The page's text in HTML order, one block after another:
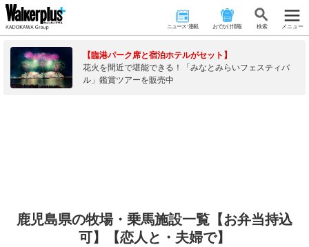
ニュース･連載 おでかけ情報 検 索 メニュー
【臨港パーク席と宿泊ホテルがセット】
花火を間近で堪能できる！「みなとみらいフェスティバ
ル」鑑賞ツアーを販売中
鹿児島県の牧場・乗馬施設一覧【お弁当持込
可】【恋人と・夫婦で】